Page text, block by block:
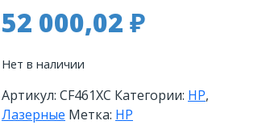
52 000,02 ₽
Нет в наличии
Артикул: CF461XC Категории: HP,
Лазерные Метка: HP